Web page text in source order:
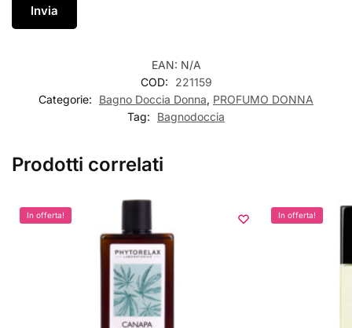
EAN: N/A
COD:
221159
Categorie:
Bagno Doccia Donna, PROFUMO DONNA
Tag:
Bagnodoccia
Prodotti correlati
In offerta! In offerta!